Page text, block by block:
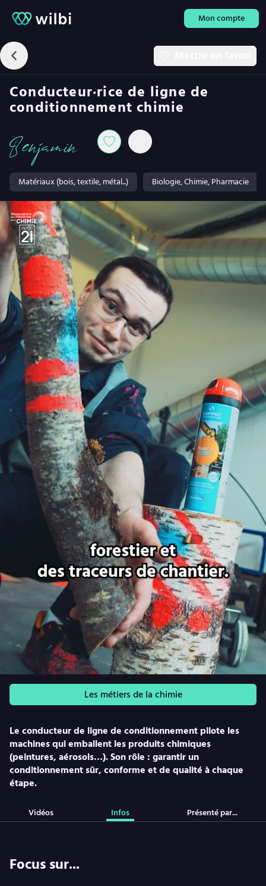
Mon compte
Conducteur·rice de ligne de
conditionnement chimie
Benjamin
Matériaux (bois, textile, métal...) Biologie, Chimie, Pharmacie
Les métiers de la chimie
Le conducteur de ligne de conditionnement pilote les
machines qui emballent les produits chimiques
(peintures, aérosols…). Son rôle : garantir un
conditionnement sûr, conforme et de qualité à chaque
étape.
Vidéos Infos Présenté par...
Focus sur...